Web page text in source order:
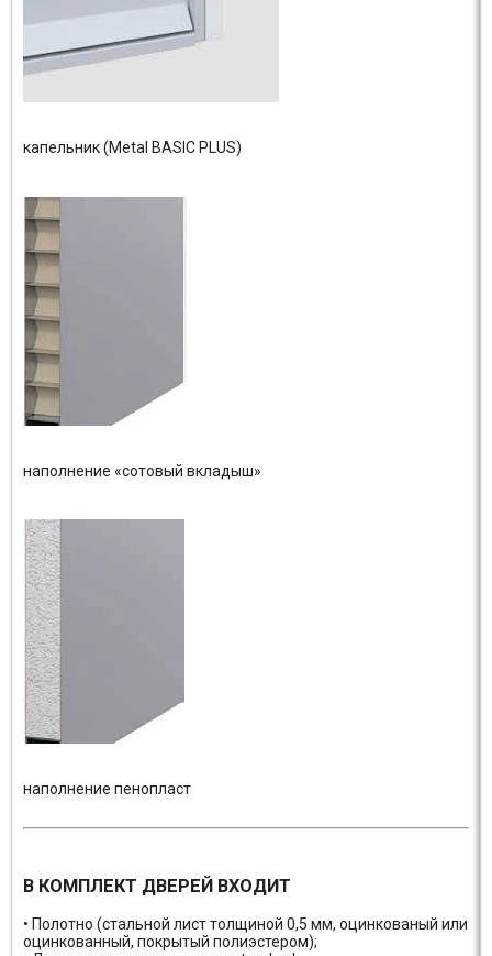
капельник (Metal BASIC PLUS)
наполнение «сотовый вкладыш»
наполнение пенопласт
В КОМПЛЕКТ ДВЕРЕЙ ВХОДИТ
• Полотно (стальной лист толщиной 0,5 мм, оцинкованый или
оцинкованный, покрытый полиэстером);